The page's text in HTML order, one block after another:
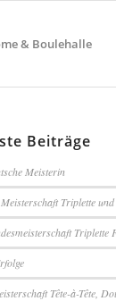
& Boulehalle
Beiträge
Meisterin
Triplette
Triplette
Tête-à-Tête,